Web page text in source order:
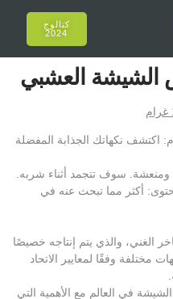
كتالوج
2024
العشبي بالنعناع 100 غرام: اكتشف نكهاتك الجذابة المفضلة
ومنعشة. سوف تتجمد أثناء شربه.
أكثر مما تبحث عنه في
الغني، والذي يتم إنتاجه خصيصًا
مختلفة وفقًا لمعايير الاتحاد
في العالم مع الأهمية التي